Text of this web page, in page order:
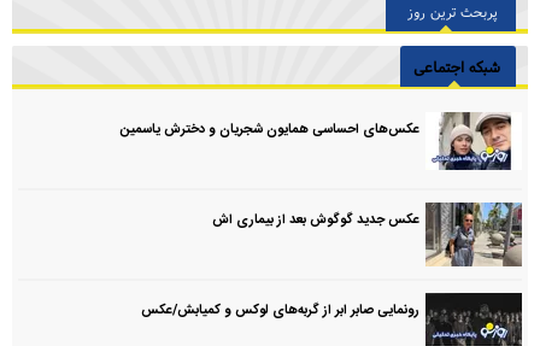
پربحث ترین روز
شبکه اجتماعی
عکس‌های احساسی همایون شجریان و دخترش یاسمین
عکس جدید گوگوش بعد از بیماری اش
رونمایی صابر ابر از گربه‌های لوکس و کمیابش/عکس